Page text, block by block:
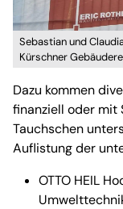
Sebastian und
Kürschner
Dazu kommen
finanziell oder mit
Tauchschen
Auflistung der
OTTO HEIL